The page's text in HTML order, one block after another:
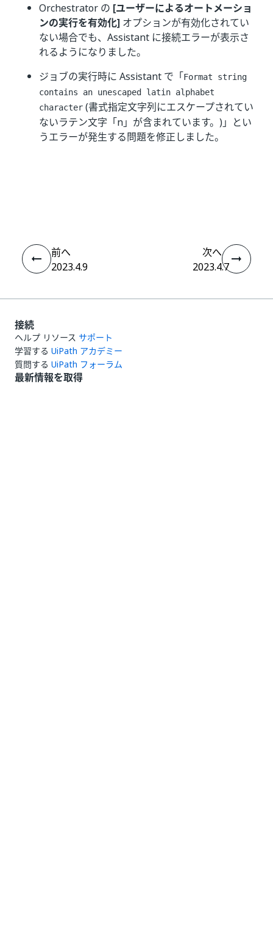
Orchestrator の [ユーザーによるオートメーショ
ンの実行を有効化] オプションが有効化されてい
ない場合でも、Assistant に接続エラーが表示さ
れるようになりました。
ジョブの実行時に Assistant で「Format string
contains an unescaped latin alphabet
character (書式指定文字列にエスケープされてい
ないラテン文字「n」が含まれています。)」とい
うエラーが発生する問題を修正しました。
前へ
2023.4.9
次へ
2023.4.7
接続
ヘルプ リソース サポート
学習する UiPath アカデミー
質問する UiPath フォーラム
最新情報を取得